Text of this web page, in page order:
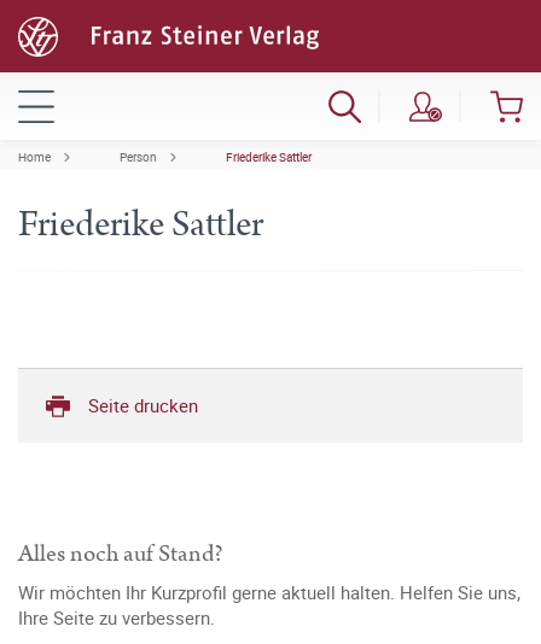
Home Person Friederike Sattler
Friederike Sattler
Seite drucken
Alles noch auf Stand?
Wir möchten Ihr Kurzprofil gerne aktuell halten. Helfen Sie uns,
Ihre Seite zu verbessern.